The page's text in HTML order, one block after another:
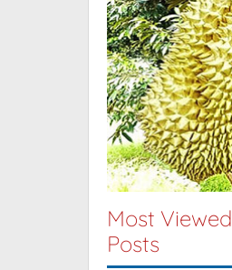
Most Viewed
Posts